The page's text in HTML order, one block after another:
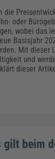
die
oder
wobei das
Basisjahr
Mit dieser
und
dieser
gilt beim